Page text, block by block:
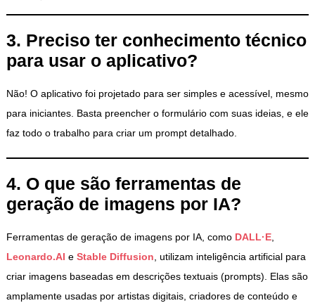
3. Preciso ter conhecimento técnico
para usar o aplicativo?
Não! O aplicativo foi projetado para ser simples e acessível, mesmo
para iniciantes. Basta preencher o formulário com suas ideias, e ele
faz todo o trabalho para criar um prompt detalhado.
4. O que são ferramentas de
geração de imagens por IA?
Ferramentas de geração de imagens por IA, como DALL·E,
Leonardo.AI e Stable Diffusion, utilizam inteligência artificial para
criar imagens baseadas em descrições textuais (prompts). Elas são
amplamente usadas por artistas digitais, criadores de conteúdo e